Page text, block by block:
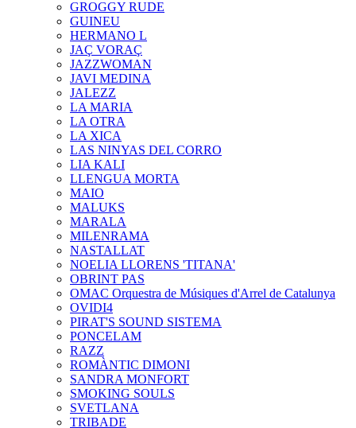
GROGGY RUDE
GUINEU
HERMANO L
JAÇ VORAÇ
JAZZWOMAN
JAVI MEDINA
JALEZZ
LA MARIA
LA OTRA
LA XICA
LAS NINYAS DEL CORRO
LIA KALI
LLENGUA MORTA
MAIO
MALUKS
MARALA
MILENRAMA
NASTALLAT
NOELIA LLORENS 'TITANA'
OBRINT PAS
OMAC Orquestra de Músiques d'Arrel de Catalunya
OVIDI4
PIRAT'S SOUND SISTEMA
PONCELAM
RAZZ
ROMÀNTIC DIMONI
SANDRA MONFORT
SMOKING SOULS
SVETLANA
TRIBADE